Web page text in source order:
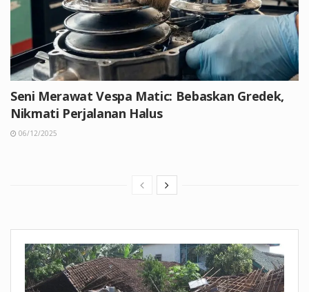
Seni Merawat Vespa Matic: Bebaskan Gredek,
Nikmati Perjalanan Halus
06/12/2025